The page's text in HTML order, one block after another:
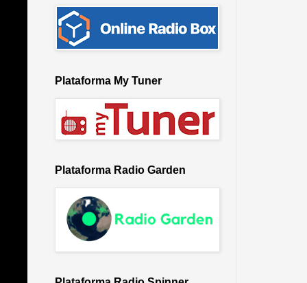
Plataforma My Tuner
Plataforma Radio Garden